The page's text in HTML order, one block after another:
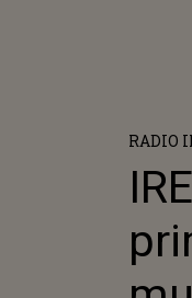
RADIO